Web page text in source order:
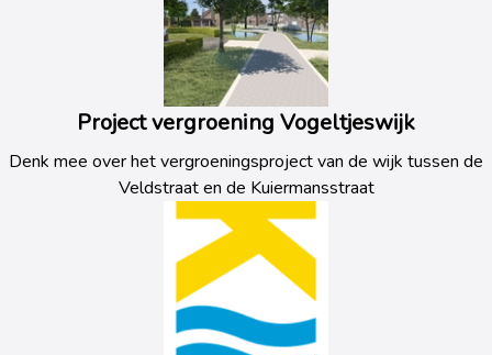
Project vergroening Vogeltjeswijk
Denk mee over het vergroeningsproject van de wijk tussen de
Veldstraat en de Kuiermansstraat